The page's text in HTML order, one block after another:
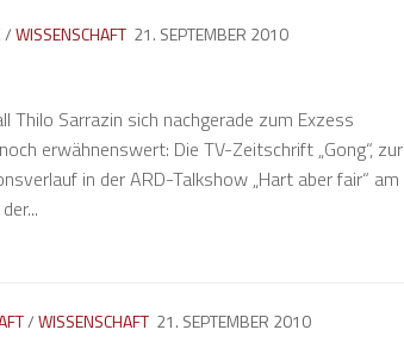
/WISSENSCHAFT 21. SEPTEMBER 2010
Sarrazin sich nachgerade zum Exzess
erwähnenswert: Die TV-Zeitschrift „Gong“, zur
in der ARD-Talkshow „Hart aber fair“ am
/WISSENSCHAFT 21. SEPTEMBER 2010